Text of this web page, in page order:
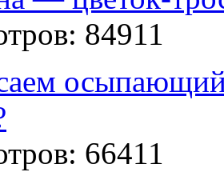
84911
66411